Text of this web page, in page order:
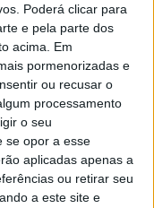
Poderá clicar para
e pela parte dos
acima. Em
pormenorizadas e
ou recusar o
processamento
o seu
se opor a esse
aplicadas apenas a
ou retirar seu
a este site e
os níveis.
de cilindrada,
cidade e a
o motor mais
altas e
aumento de
do binário. E
a maior
alongue mais em